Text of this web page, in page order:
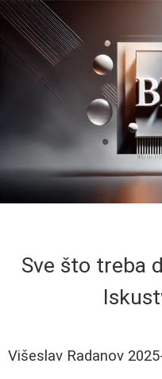
Sve što treba
Višeslav Radanov